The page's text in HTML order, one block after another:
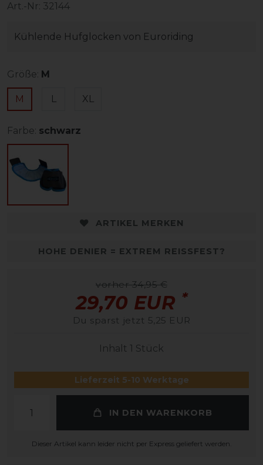
Art.-Nr: 32144
Kühlende Hufglocken von Euroriding
Größe: M
M L XL
Farbe: schwarz
ARTIKEL MERKEN
HOHE DENIER = EXTREM REISSFEST?
vorher 34,95 €
29,70 EUR *
Du sparst jetzt 5,25 EUR
Inhalt 1 Stück
Lieferzeit 5-10 Werktage
IN DEN WARENKORB
Dieser Artikel kann leider nicht per Express geliefert werden.